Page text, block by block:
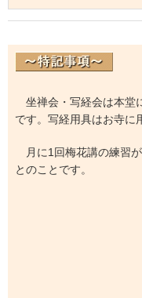
坐禅会・写経会は本堂
です。写経用具はお寺に
月に1回梅花講の練習
とのことです。